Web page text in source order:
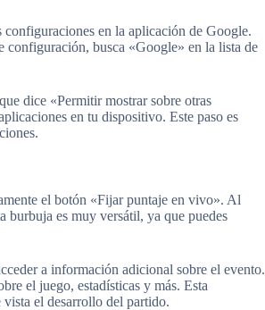
configuraciones en la aplicación de Google.
busca «Google» en la lista de
dice «Permitir mostrar sobre otras
en tu dispositivo. Este paso es
el botón «Fijar puntaje en vivo». Al
burbuja es muy versátil, ya que puedes
a información adicional sobre el evento.
el juego, estadísticas y más. Esta
el desarrollo del partido.